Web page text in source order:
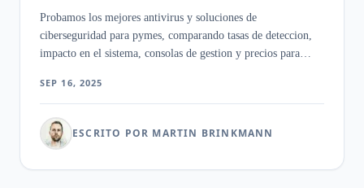
Probamos los mejores antivirus y soluciones de
ciberseguridad para pymes, comparando tasas de deteccion,
impacto en el sistema, consolas de gestion y precios para
SEP 16, 2025
ESCRITO POR MARTIN BRINKMANN